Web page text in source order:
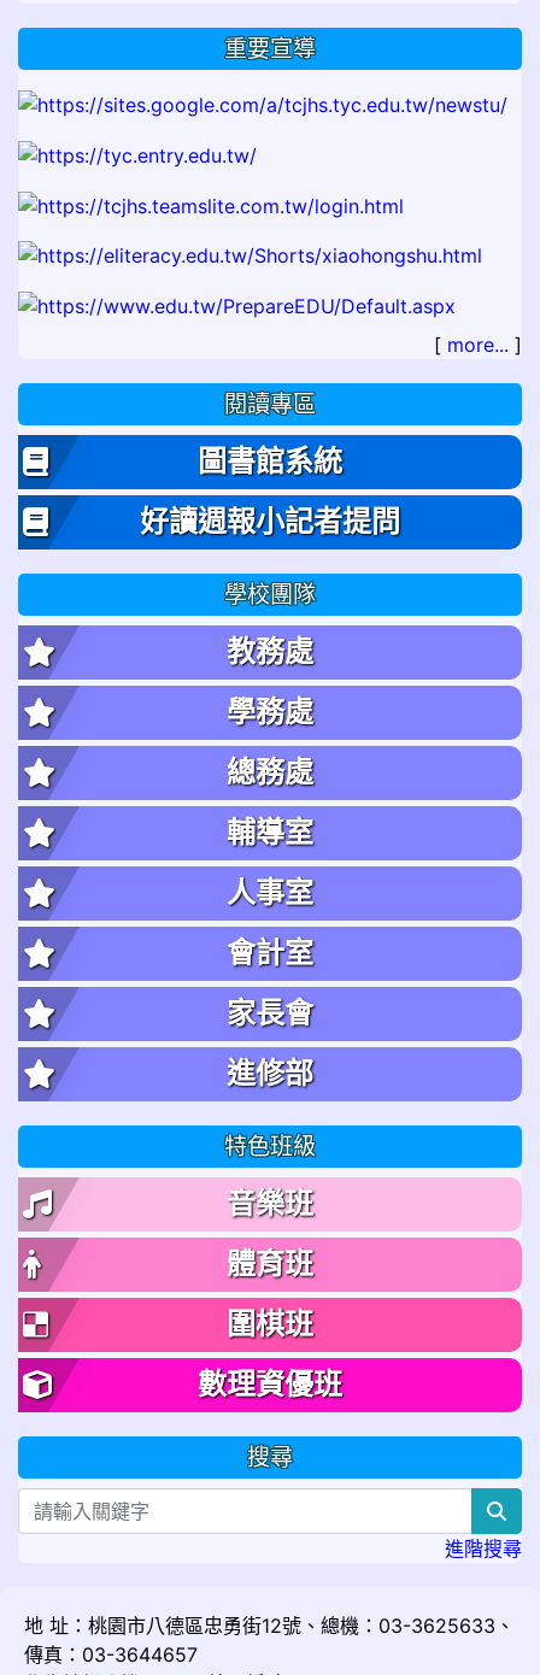
重要宣導
[ more... ]
閱讀專區
圖書館系統
好讀週報小記者提問
學校團隊
教務處
學務處
總務處
輔導室
人事室
會計室
家長會
進修部
特色班級
音樂班
體育班
圍棋班
數理資優班
搜尋
進階搜尋
地 址：桃園市八德區忠勇街12號、總機：03-3625633、
傳真：03-3644657